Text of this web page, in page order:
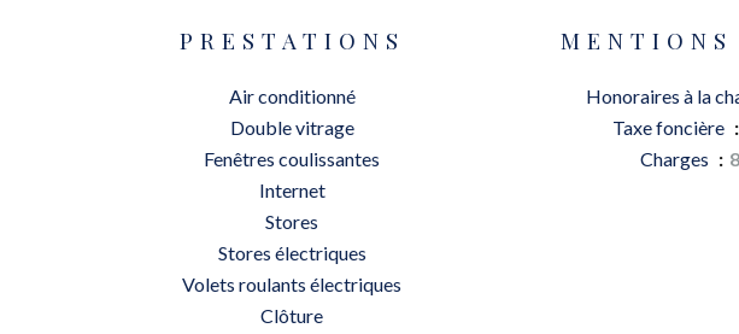
PRESTATIONS
Air conditionné
Double vitrage
Fenêtres coulissantes
Internet
Stores
Stores électriques
Volets roulants électriques
Clôture
MENTIONS
Honoraires à la
Taxe foncière
Charges